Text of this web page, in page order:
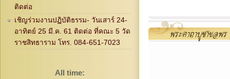
ติดต่อ
เชิญร่วมงานปฏิบัติธรรม- วันเสาร์ 24-
อาทิตย์ 25 มี.ค. 61 ติดต่อ ที่คณะ 5 วัด
ราชสิทธาราม โทร. 084-651-7023
All time: